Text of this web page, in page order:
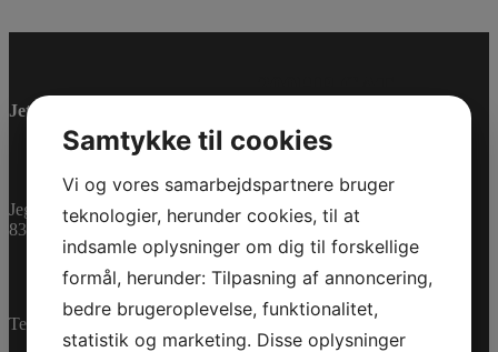
Model/Varenr.: 0460965
Varenummer (SKU):
0460965 Kategorier:
Reservedele
Jet-Trade Powersport
Jegstrupvej 280
8361 Hasselager
Telefon: +45 70 200 600
Samtykke til cookies
Vi og vores samarbejdspartnere bruger
teknologier, herunder cookies, til at
indsamle oplysninger om dig til forskellige
formål, herunder: Tilpasning af annoncering,
bedre brugeroplevelse, funktionalitet,
statistik og marketing. Disse oplysninger